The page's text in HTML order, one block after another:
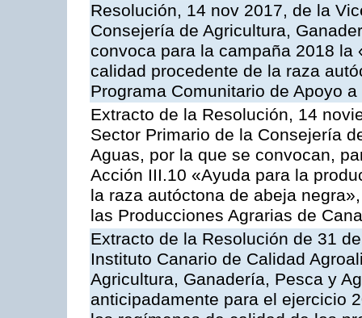
Resolución, 14 nov 2017, de la
Consejería de Agricultura,
convoca para la campaña 2018
calidad procedente de la raza
Programa Comunitario de Apoyo
Extracto de la Resolución, 14
Sector Primario de la Consejería
Aguas, por la que se convocan,
Acción III.10 «Ayuda para la
la raza autóctona de abeja
las Producciones Agrarias de
Extracto de la Resolución de 31
Instituto Canario de Calidad
Agricultura, Ganadería, Pesca y
anticipadamente para el ejercicio